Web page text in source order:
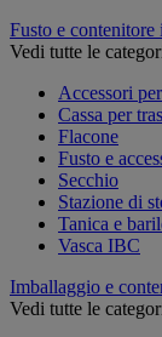
Fusto e contenitore
Vedi tutte le
Accessori
Cassa per
Flacone
Fusto e
Secchio
Stazione di
Tanica e
Vasca IBC
Imballaggio e
Vedi tutte le